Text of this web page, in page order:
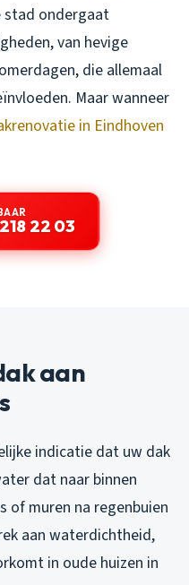
stad ondergaat
van hevige
die allemaal
Maar wanneer
in Eindhoven
22 03
aan
indicatie dat uw dak
dat naar binnen
of muren na regenbuien
aan waterdichtheid,
in oude huizen in